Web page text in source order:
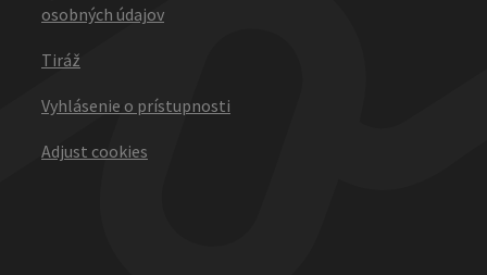
osobných údajov
Tiráž
Vyhlásenie o prístupnosti
Adjust cookies